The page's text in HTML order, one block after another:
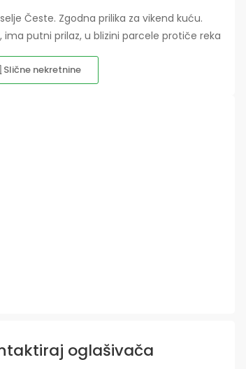
Česte. Zgodna prilika za vikend kuću.
putni prilaz, u blizini parcele protiče reka
Slične nekretnine
oglašivača